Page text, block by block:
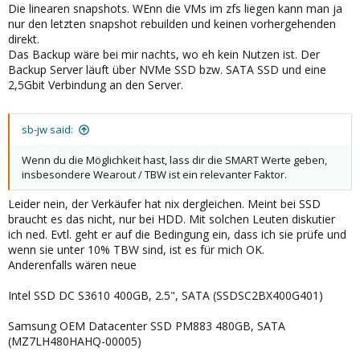
Die linearen snapshots. WEnn die VMs im zfs liegen kann man ja
nur den letzten snapshot rebuilden und keinen vorhergehenden
direkt.
Das Backup wäre bei mir nachts, wo eh kein Nutzen ist. Der
Backup Server läuft über NVMe SSD bzw. SATA SSD und eine
2,5Gbit Verbindung an den Server.
sb-jw said:
Wenn du die Möglichkeit hast, lass dir die SMART Werte geben,
insbesondere Wearout / TBW ist ein relevanter Faktor.
Leider nein, der Verkäufer hat nix dergleichen. Meint bei SSD
braucht es das nicht, nur bei HDD. Mit solchen Leuten diskutier
ich ned. Evtl. geht er auf die Bedingung ein, dass ich sie prüfe und
wenn sie unter 10% TBW sind, ist es für mich OK.
Anderenfalls wären neue
Intel SSD DC S3610 400GB, 2.5", SATA (SSDSC2BX400G401)
Samsung OEM Datacenter SSD PM883 480GB, SATA
(MZ7LH480HAHQ-00005)